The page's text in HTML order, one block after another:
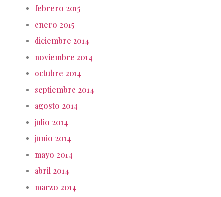
febrero 2015
enero 2015
diciembre 2014
noviembre 2014
octubre 2014
septiembre 2014
agosto 2014
julio 2014
junio 2014
mayo 2014
abril 2014
marzo 2014